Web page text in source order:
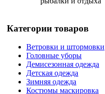
Категории товаров
Ветровки и штормовки
Головные уборы
Демисезонная одежда
Детская одежда
Зимняя одежда
Костюмы маскировка